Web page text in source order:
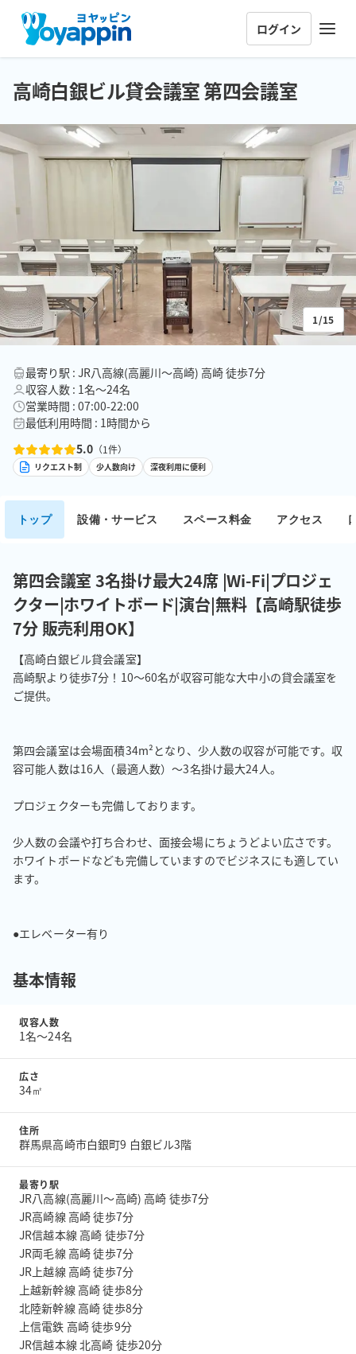
ログイン
1/15
最寄り駅 : JR八高線(高麗川～高崎) 高崎 徒歩7分
収容人数 : 1名〜24名
営業時間 : 07:00-22:00
最低利用時間 : 1時間から
5.0 （1件）
リクエスト制 少人数向け 深夜利用に便利
高崎白銀ビル貸会議室 第四会議室
トップ 設備・サービス スペース料金 アクセス
第四会議室 3名掛け最大24席 |Wi-Fi|プロジェ
クター|ホワイトボード|演台|無料【高崎駅徒歩
7分 販売利用OK】
【高崎白銀ビル貸会議室】
高崎駅より徒歩7分！10～60名が収容可能な大中小の貸会議室を
ご提供。
第四会議室は会場面積34m²となり、少人数の収容が可能です。収
容可能人数は16人（最適人数）～3名掛け最大24人。
プロジェクターも完備しております。
少人数の会議や打ち合わせ、面接会場にちょうどよい広さです。
ホワイトボードなども完備していますのでビジネスにも適してい
ます。
●エレベーター有り
基本情報
収容人数
1名〜24名
広さ
34㎡
住所
群馬県高崎市白銀町9 白銀ビル3階
最寄り駅
JR八高線(高麗川～高崎) 高崎 徒歩7分
JR高崎線 高崎 徒歩7分
JR信越本線 高崎 徒歩7分
JR両毛線 高崎 徒歩7分
JR上越線 高崎 徒歩7分
上越新幹線 高崎 徒歩8分
北陸新幹線 高崎 徒歩8分
上信電鉄 高崎 徒歩9分
JR信越本線 北高崎 徒歩20分